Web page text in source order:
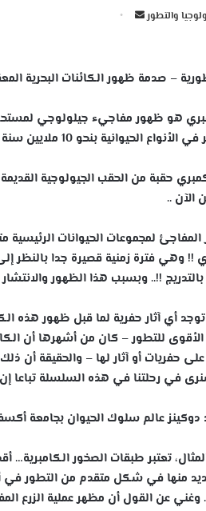
والتطور
أ
ل
إ
ت
ر
و
ي
ا
– صدمة ظهور الكائنات البحرية
هو ظهور مفاجيء جيلولوجي
بنحو 10 ملايين سنة من 530 إلى 520 مليون سنة سبقت
الآن ..
!! وهي فترة زمنية قصيرة جدا بالنظر
!!.. وبسبب هذا الظهور والانتشار
توجد أي آثار حفرية لما قبل ظهور هذه
للتطور – كان من أشهرها أن
حفريات أو آثار لها – والحقيقة أن
في رحلتنا في هذه السلسلة تباعا إن
دوكينز عالم سلوك الحيوان بجامعة
تعتبر طبقات الصخور الكامبرية…
منها في شكل متقدم من التطور في
وغني عن القول أن مظهر عملية الزرع